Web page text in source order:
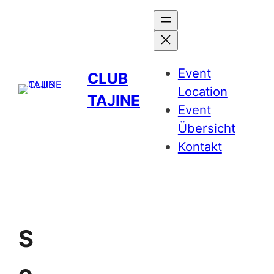
CLUB
TAJINE
Event
Location
Event
Übersicht
Kontakt
S